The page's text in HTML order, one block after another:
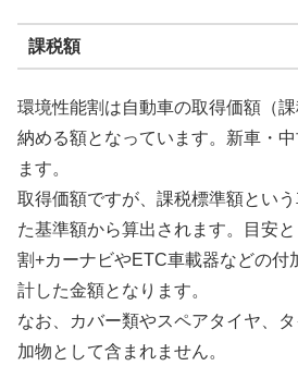
課税額
環境性能割は自動車の取得価額（
納める額となっています。新車・
ます。
取得価額ですが、課税標準額とい
た基準額から算出されます。目安
割+カーナビやETC車載器などの付
計した金額となります。
なお、カバー類やスペアタイヤ、
加物として含まれません。